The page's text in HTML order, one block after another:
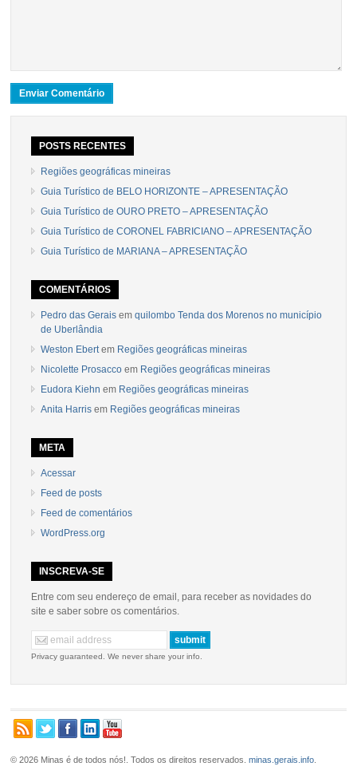
POSTS RECENTES
Regiões geográficas mineiras
Guia Turístico de BELO HORIZONTE – APRESENTAÇÃO
Guia Turístico de OURO PRETO – APRESENTAÇÃO
Guia Turístico de CORONEL FABRICIANO – APRESENTAÇÃO
Guia Turístico de MARIANA – APRESENTAÇÃO
COMENTÁRIOS
Pedro das Gerais emquilombo Tenda dos Morenos no município
de Uberlândia
Weston Ebert em Regiões geográficas mineiras
Nicolette Prosacco em Regiões geográficas mineiras
Eudora Kiehn em Regiões geográficas mineiras
Anita Harris em Regiões geográficas mineiras
META
Acessar
Feed de posts
Feed de comentários
WordPress.org
INSCREVA-SE
Entre com seu endereço de email, para receber as novidades do
site e saber sobre os comentários.
Privacy guaranteed. We never share your info.
© 2026 Minas é de todos nós!. Todos os direitos reservados.minas.gerais.info